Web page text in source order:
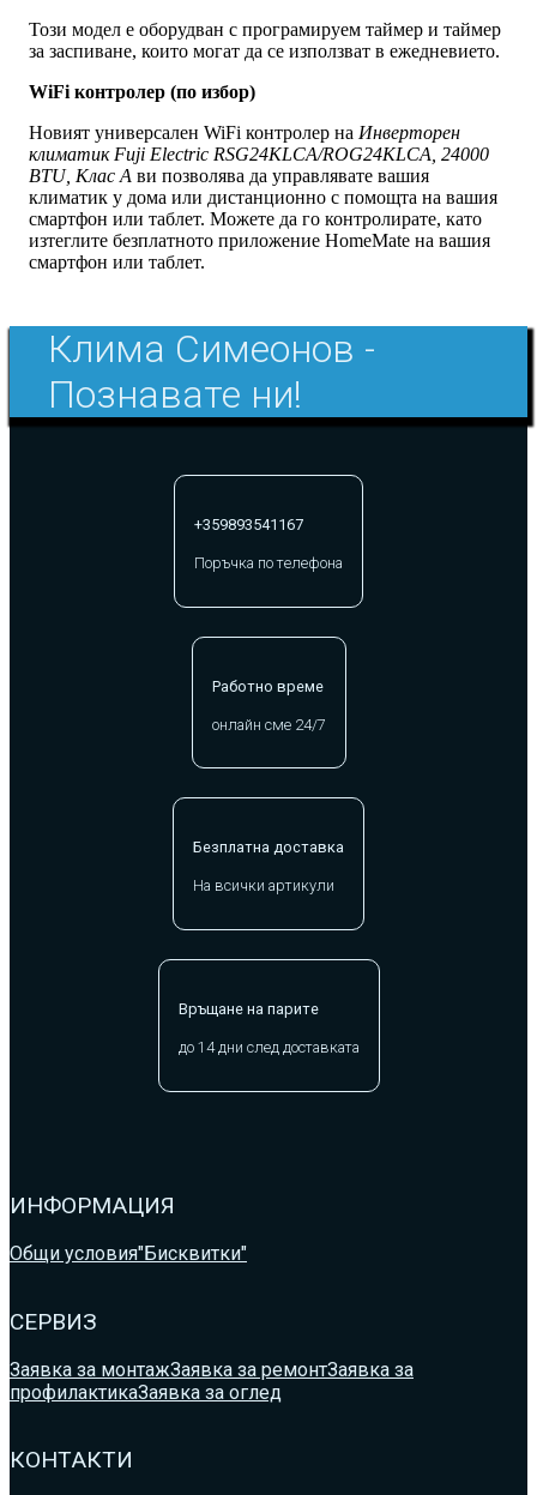
Този модел е оборудван с програмируем таймер и таймер
за заспиване, които могат да се използват в ежедневието.
WiFi контролер (по избор)
Новият универсален WiFi контролер на Инверторен
климатик Fuji Electric RSG24KLCA/ROG24KLCA, 24000
BTU, Клас A ви позволява да управлявате вашия
климатик у дома или дистанционно с помощта на вашия
смартфон или таблет. Можете да го контролирате, като
изтеглите безплатното приложение HomeMate на вашия
смартфон или таблет.
Клима Симеонов -
Познавате ни!
+359893541167
Поръчка по телефона
Работно време
онлайн сме 24/7
Безплатна доставка
На всички артикули
Връщане на парите
до 14 дни след доставката
ИНФОРМАЦИЯ
Общи условия"Бисквитки"
СЕРВИЗ
Заявка за монтажЗаявка за ремонтЗаявка за
профилактикаЗаявка за оглед
КОНТАКТИ